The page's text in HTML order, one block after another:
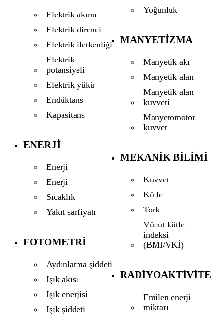
Elektrik akımı
Elektrik direnci
Elektrik iletkenliği
Elektrik
potansiyeli
Elektrik yükü
Endüktans
Kapasitans
ENERJI
Enerji
Enerji
Sıcaklık
Yakıt sarfiyatı
FOTOMETRI
Aydınlatma şiddeti
Işık akısı
Işık enerjisi
Işık şiddeti
Yoğunluk
MANYETIZMA
Manyetik akı
Manyetik alan
Manyetik alan
kuvveti
Manyetomotor
kuvvet
MEKANIK BILIMI
Kuvvet
Kütle
Tork
Vücut kütle
indeksi
(BMI/VKİ)
RADIYOAKTIVITE
Emilen enerji
miktarı